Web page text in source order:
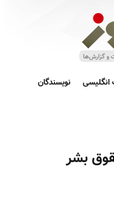
انگلیسی نویسندگان
بشر